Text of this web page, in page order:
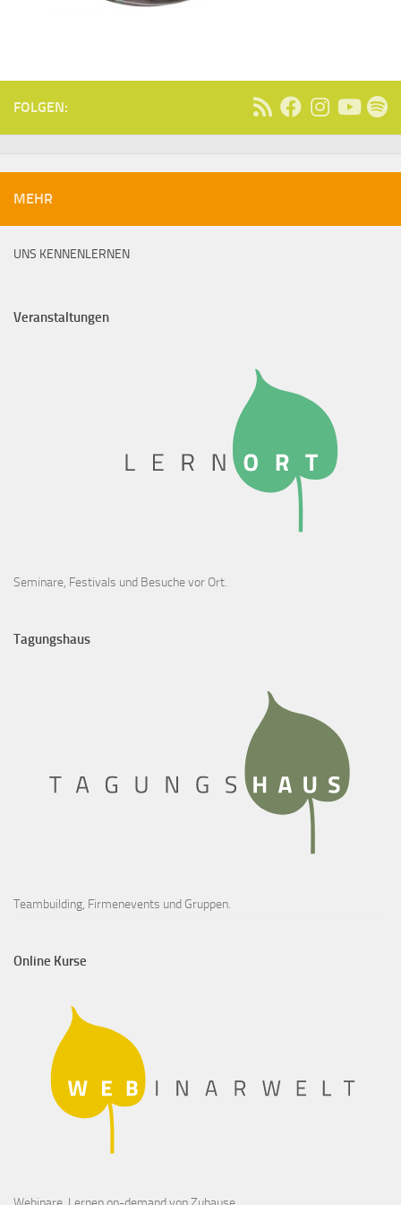
FOLGEN:
MEHR
UNS KENNENLERNEN
Veranstaltungen
Seminare, Festivals und Besuche vor Ort.
Tagungshaus
Teambuilding, Firmenevents und Gruppen.
Online Kurse